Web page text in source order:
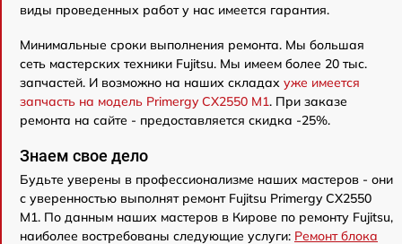
виды проведенных работ у нас имеется гарантия.
Минимальные сроки выполнения ремонта. Мы большая
сеть мастерских техники Fujitsu. Мы имеем более 20 тыс.
запчастей. И возможно на наших складах уже имеется
запчасть на модель Primergy CX2550 M1. При заказе
ремонта на сайте - предоставляется скидка -25%.
Знаем свое дело
Будьте уверены в профессионализме наших мастеров - они
с уверенностью выполнят ремонт Fujitsu Primergy CX2550
M1. По данным наших мастеров в Кирове по ремонту Fujitsu,
наиболее востребованы следующие услуги: Ремонт блока